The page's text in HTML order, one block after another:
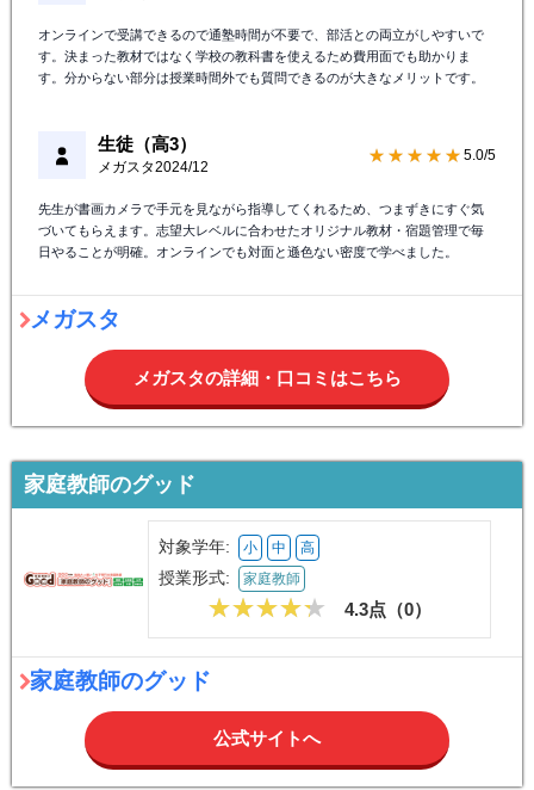
オンラインで受講できるので通塾時間が不要で、部活との両立がしやすいで
す。決まった教材ではなく学校の教科書を使えるため費用面でも助かりま
す。分からない部分は授業時間外でも質問できるのが大きなメリットです。
生徒（高3）
メガスタ2024/12
★★★★★ 5.0/5
先生が書画カメラで手元を見ながら指導してくれるため、つまずきにすぐ気
づいてもらえます。志望大レベルに合わせたオリジナル教材・宿題管理で毎
日やることが明確。オンラインでも対面と遜色ない密度で学べました。
メガスタ
メガスタの詳細・口コミはこちら
家庭教師のグッド
対象学年: 小 中 高
授業形式: 家庭教師
4.3点（0）
家庭教師のグッド
公式サイトへ